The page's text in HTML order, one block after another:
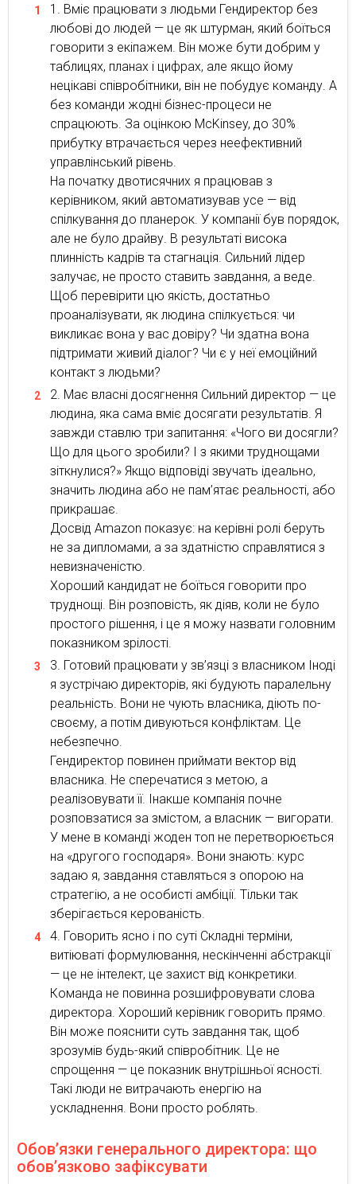
Вміє працювати з людьми Гендиректор без
любові до людей — це як штурман, який боїться
говорити з екіпажем. Він може бути добрим у
таблицях, планах і цифрах, але якщо йому
нецікаві співробітники, він не побудує команду. А
без команди жодні бізнес-процеси не
спрацюють. За оцінкою McKinsey, до 30%
прибутку втрачається через неефективний
управлінський рівень.
На початку двотисячних я працював з
керівником, який автоматизував усе — від
спілкування до планерок. У компанії був порядок,
але не було драйву. В результаті висока
плинність кадрів та стагнація. Сильний лідер
залучає, не просто ставить завдання, а веде.
Щоб перевірити цю якість, достатньо
проаналізувати, як людина спілкується: чи
викликає вона у вас довіру? Чи здатна вона
підтримати живий діалог? Чи є у неї емоційний
контакт з людьми?
Має власні досягнення Сильний директор — це
людина, яка сама вміє досягати результатів. Я
завжди ставлю три запитання: «Чого ви досягли?
Що для цього зробили? І з якими труднощами
зіткнулися?» Якщо відповіді звучать ідеально,
значить людина або не пам’ятає реальності, або
прикрашає.
Досвід Amazon показує: на керівні ролі беруть
не за дипломами, а за здатністю справлятися з
невизначеністю.
Хороший кандидат не боїться говорити про
труднощі. Він розповість, як діяв, коли не було
простого рішення, і це я можу назвати головним
показником зрілості.
Готовий працювати у зв’язці з власником Іноді
я зустрічаю директорів, які будують паралельну
реальність. Вони не чують власника, діють по-
своєму, а потім дивуються конфліктам. Це
небезпечно.
Гендиректор повинен приймати вектор від
власника. Не сперечатися з метою, а
реалізовувати її. Інакше компанія почне
розповзатися за змістом, а власник — вигорати.
У мене в команді жоден топ не перетворюється
на «другого господаря». Вони знають: курс
задаю я, завдання ставляться з опорою на
стратегію, а не особисті амбіції. Тільки так
зберігається керованість.
Говорить ясно і по суті Складні терміни,
витіюваті формулювання, нескінченні абстракції
— це не інтелект, це захист від конкретики.
Команда не повинна розшифровувати слова
директора. Хороший керівник говорить прямо.
Він може пояснити суть завдання так, щоб
зрозумів будь-який співробітник. Це не
спрощення — це показник внутрішньої ясності.
Такі люди не витрачають енергію на
ускладнення. Вони просто роблять.
Обов’язки генерального директора: що
обов’язково зафіксувати